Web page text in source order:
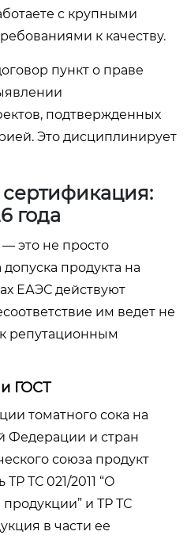
с крупными
к качеству.
пункт о праве
подтвержденных
Это дисциплинирует
сертификация:
года
это не просто
продукта на
ЕАЭС действуют
им ведет не
репутационным
ГОСТ
томатного сока на
Федерации и стран
союза продукт
ТС 021/2011 “О
и ТР ТС
в части ее